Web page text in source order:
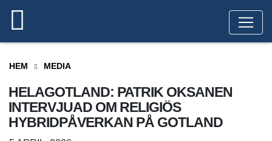
HEM MEDIA
HELAGOTLAND: PATRIK OKSANEN
INTERVJUAD OM RELIGIÖS
HYBRIDPÅVERKAN PÅ GOTLAND